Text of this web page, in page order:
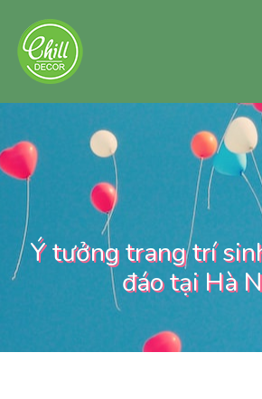
Ý tưởng trang trí
đáo tại Hà